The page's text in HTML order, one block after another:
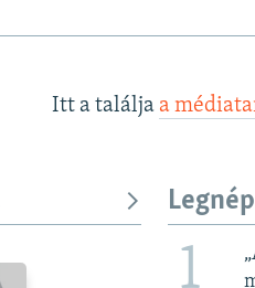
Itt a találja a
1